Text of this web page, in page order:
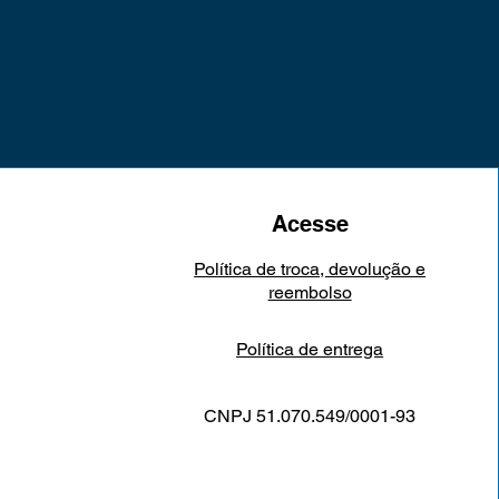
Acesse
Política de troca, devolução e
reembolso
Política de entrega
CNPJ 51.070.549/0001-93